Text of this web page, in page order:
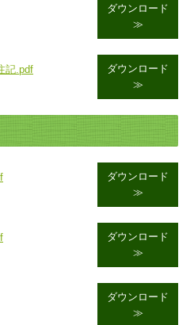
≫
記.pdf
≫
≫
≫
≫